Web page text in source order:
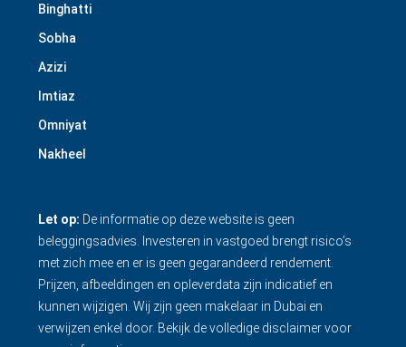
Binghatti
Sobha
Azizi
Imtiaz
Omniyat
Nakheel
Let op: De informatie op deze website is geen
beleggingsadvies. Investeren in vastgoed brengt risico’s
met zich mee en er is geen gegarandeerd rendement.
Prijzen, afbeeldingen en opleverdata zijn indicatief en
kunnen wijzigen. Wij zijn geen makelaar in Dubai en
verwijzen enkel door. Bekijk de volledige disclaimervoor